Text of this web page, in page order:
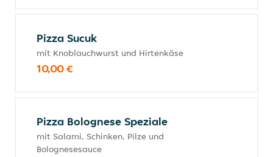
Pizza Sucuk
mit Knoblauchwurst und Hirtenkäse
10,00 €
Pizza Bolognese Speziale
mit Salami, Schinken, Pilze und
Bolognesesauce